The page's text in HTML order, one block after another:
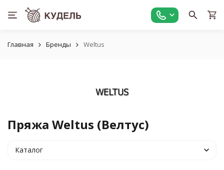
Главная Бренды Weltus
Пряжа Weltus (Велтус)
Каталог